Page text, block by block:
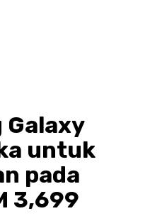
Galaxy
untuk
pada
3,699